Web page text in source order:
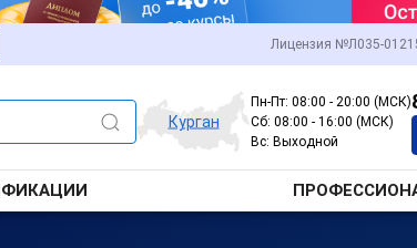
Лицензия №Л035-
Курган
Пн-Пт: 08:00 - 20:00 (МСК)
Сб: 08:00 - 16:00 (МСК)
Вс: Выходной